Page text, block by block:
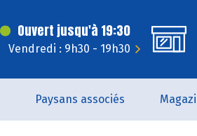
Ouvert jusqu'à 19:30
Vendredi : 9h30 - 19h30
Paysans associés